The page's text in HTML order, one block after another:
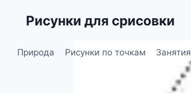
Рисунки для срисовки
Природа Рисунки по точкам Занятия